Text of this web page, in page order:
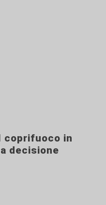
coprifuoco in
decisione